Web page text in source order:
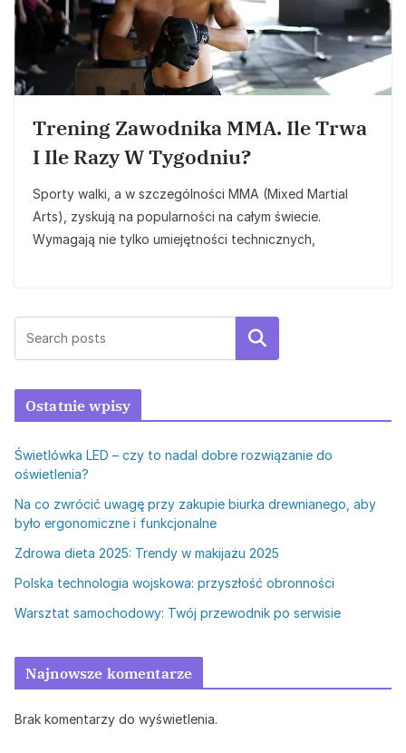
Trening Zawodnika MMA. Ile Trwa
I Ile Razy W Tygodniu?
Sporty walki, a w szczególności MMA (Mixed Martial
Arts), zyskują na popularności na całym świecie.
Wymagają nie tylko umiejętności technicznych,
Szukaj
Ostatnie wpisy
Świetlówka LED – czy to nadal dobre rozwiązanie do
oświetlenia?
Na co zwrócić uwagę przy zakupie biurka drewnianego, aby
było ergonomiczne i funkcjonalne
Zdrowa dieta 2025: Trendy w makijażu 2025
Polska technologia wojskowa: przyszłość obronności
Warsztat samochodowy: Twój przewodnik po serwisie
Najnowsze komentarze
Brak komentarzy do wyświetlenia.